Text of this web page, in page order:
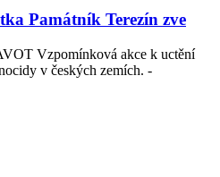
Památník Terezín zve
Vzpomínková akce k uctění
v českých zemích. -